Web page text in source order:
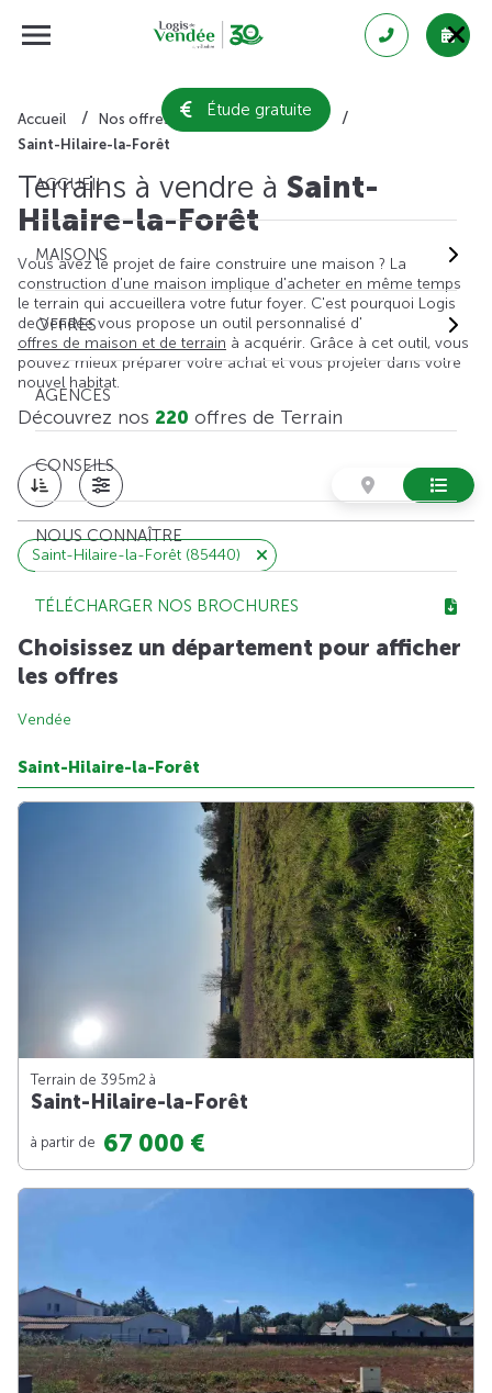
Étude gratuite
ACCUEIL
MAISONS
OFFRES
AGENCES
CONSEILS
NOUS CONNAÎTRE
TÉLÉCHARGER NOS BROCHURES
Accueil Nos offres de terrain
Vendée
Saint-Hilaire-la-Forêt
Terrains à vendre à Saint-
Hilaire-la-Forêt
Vous avez le projet de faire construire une maison ? La
construction d'une maison implique d'acheter en même temps
le terrain qui accueillera votre futur foyer. C'est pourquoi Logis
de Vendée vous propose un outil personnalisé d'
offres de maison et de terrain à acquérir. Grâce à cet outil, vous
pouvez mieux préparer votre achat et vous projeter dans votre
nouvel habitat.
Découvrez nos 220 offres de Terrain
Saint-Hilaire-la-Forêt (85440)
Choisissez un département pour afficher
les offres
Vendée
Saint-Hilaire-la-Forêt
Terrain de 395m2 à
Saint-Hilaire-la-Forêt
à partir de 67 000 €